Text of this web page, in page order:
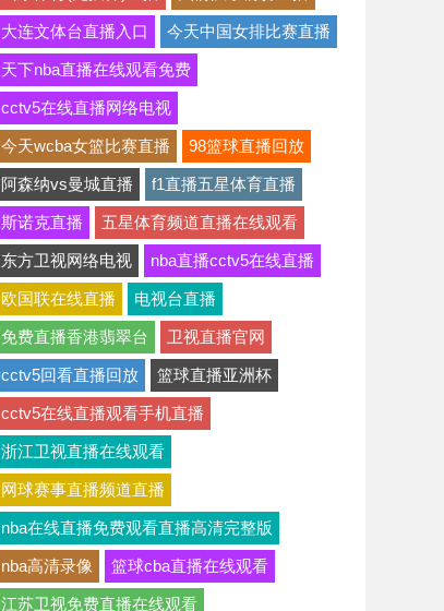
大连文体台直播入口 今天中国女排比赛直播
天下nba直播在线观看免费
cctv5在线直播网络电视
今天wcba女篮比赛直播 98篮球直播回放
阿森纳vs曼城直播 f1直播五星体育直播
斯诺克直播 五星体育频道直播在线观看
东方卫视网络电视 nba直播cctv5在线直播
欧国联在线直播 电视台直播
免费直播香港翡翠台 卫视直播官网
cctv5回看直播回放 篮球直播亚洲杯
cctv5在线直播观看手机直播
浙江卫视直播在线观看
网球赛事直播频道直播
nba在线直播免费观看直播高清完整版
nba高清录像 篮球cba直播在线观看
江苏卫视免费直播在线观看